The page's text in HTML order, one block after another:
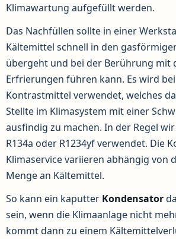
Klimawartung aufgefüllt werden.
Das Nachfüllen sollte in einer
Kältemittel schnell in den
übergeht und bei der Berührung mit
Erfrierungen führen kann. Es wird
Kontrastmittel verwendet, welches
Stellte im Klimasystem mit einer
ausfindig zu machen. In der Regel
R134a oder R1234yf verwendet. Die
Klimaservice variieren abhängig von
Menge an Kältemittel.
So kann ein kaputter Kondensator
sein, wenn die Klimaanlage nicht
kommt dann zu einem